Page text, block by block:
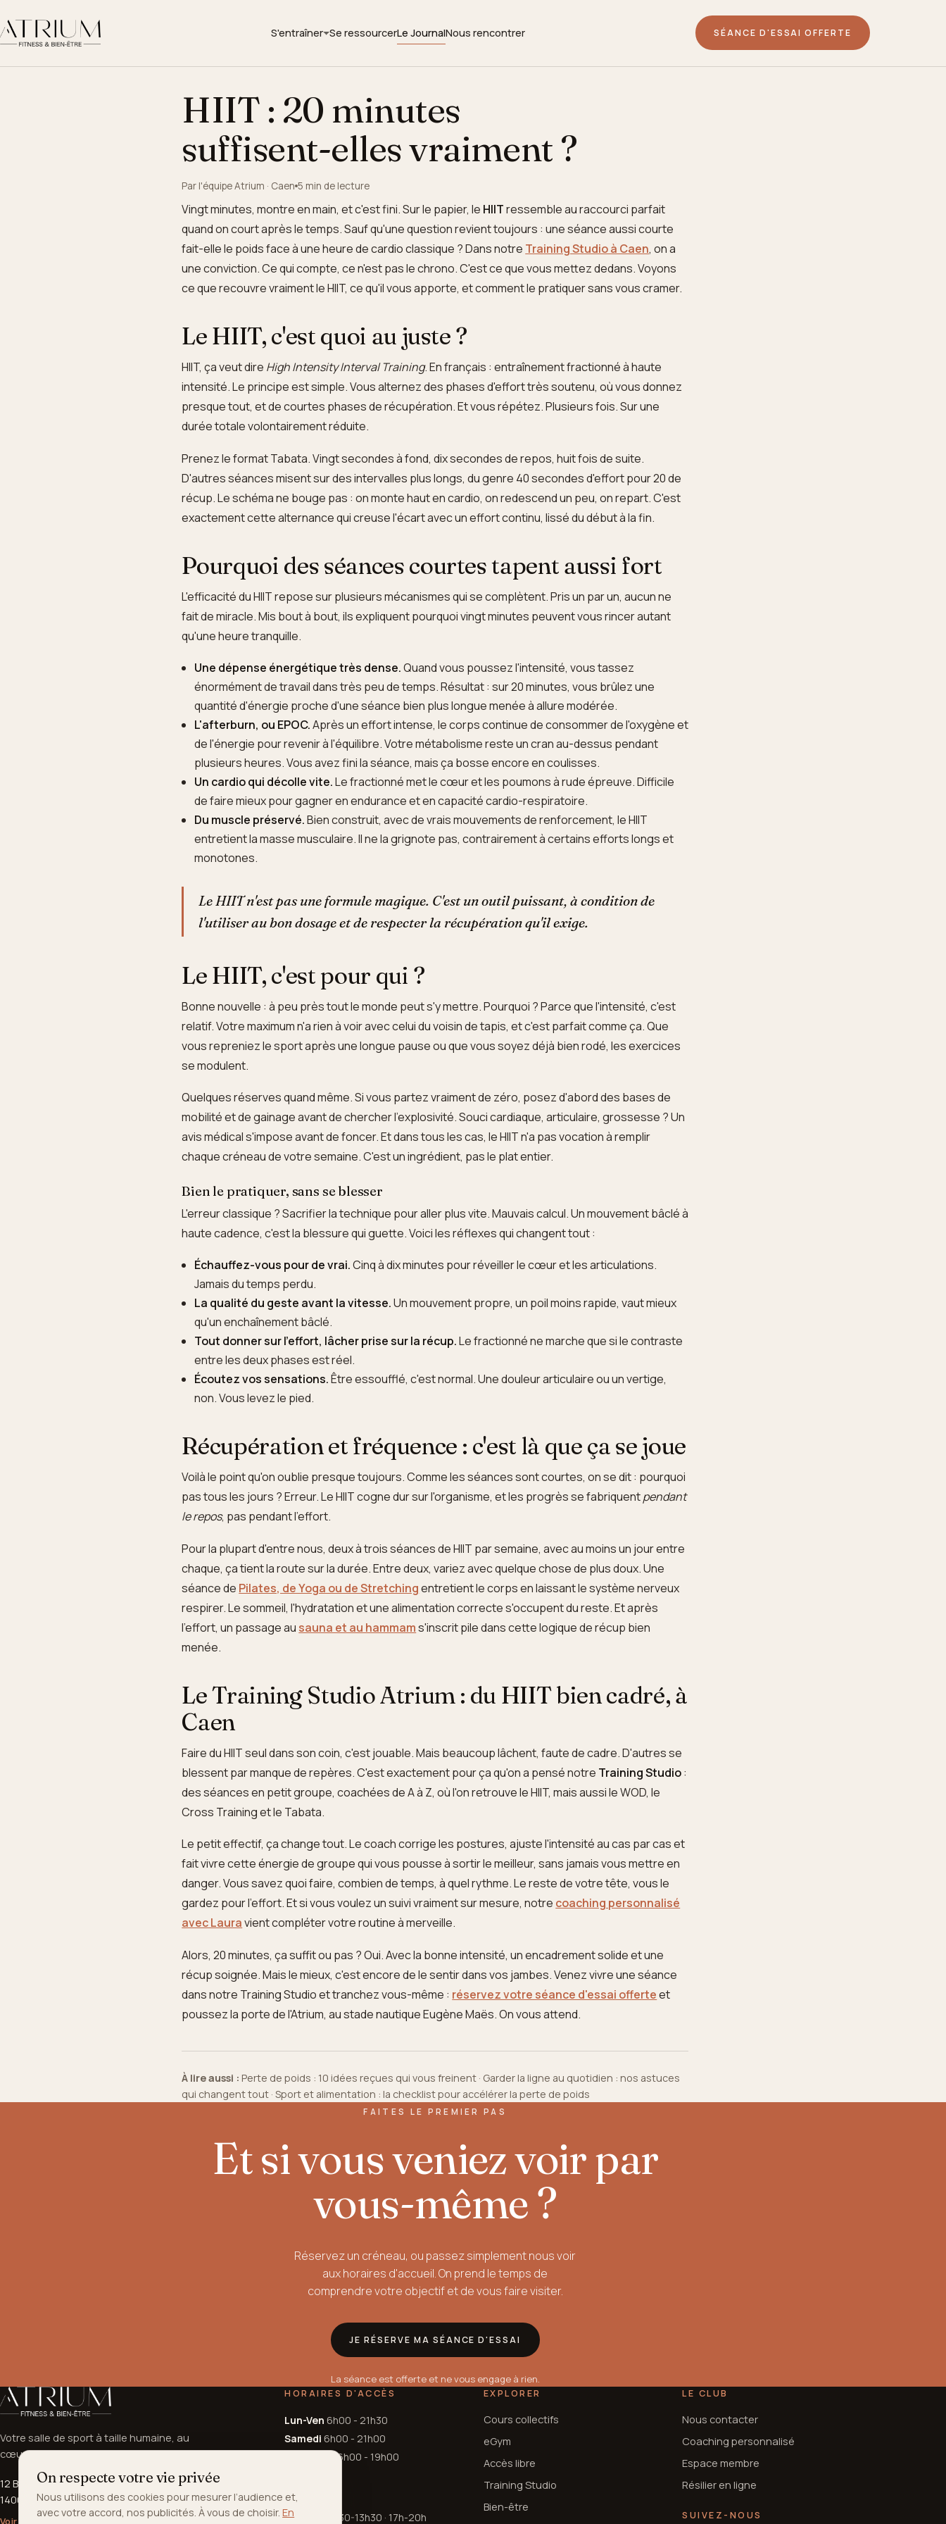
S'entraîner Se ressourcerLe JournalNous rencontrer SÉANCE D'ESSAI OFFERTE
HIIT : 20 minutes
suffisent-elles vraiment ?
Par l'équipe Atrium · Caen 5 min de lecture
Vingt minutes, montre en main, et c'est fini. Sur le papier, le HIITressemble au raccourci parfait
quand on court après le temps. Sauf qu'une question revient toujours : une séance aussi courte
fait-elle le poids face à une heure de cardio classique ? Dans notre Training Studio à Caen, on a
une conviction. Ce qui compte, ce n'est pas le chrono. C'est ce que vous mettez dedans. Voyons
ce que recouvre vraiment le HIIT, ce qu'il vous apporte, et comment le pratiquer sans vous cramer.
Le HIIT, c'est quoi au juste ?
HIIT, ça veut dire High Intensity Interval Training. En français : entraînement fractionné à haute
intensité. Le principe est simple. Vous alternez des phases d'effort très soutenu, où vous donnez
presque tout, et de courtes phases de récupération. Et vous répétez. Plusieurs fois. Sur une
durée totale volontairement réduite.
Prenez le format Tabata. Vingt secondes à fond, dix secondes de repos, huit fois de suite.
D'autres séances misent sur des intervalles plus longs, du genre 40 secondes d'effort pour 20 de
récup. Le schéma ne bouge pas : on monte haut en cardio, on redescend un peu, on repart. C'est
exactement cette alternance qui creuse l'écart avec un effort continu, lissé du début à la fin.
Pourquoi des séances courtes tapent aussi fort
L'efficacité du HIIT repose sur plusieurs mécanismes qui se complètent. Pris un par un, aucun ne
fait de miracle. Mis bout à bout, ils expliquent pourquoi vingt minutes peuvent vous rincer autant
qu'une heure tranquille.
Une dépense énergétique très dense.Quand vous poussez l'intensité, vous tassez
énormément de travail dans très peu de temps. Résultat : sur 20 minutes, vous brûlez une
quantité d'énergie proche d'une séance bien plus longue menée à allure modérée.
L'afterburn, ou EPOC.Après un effort intense, le corps continue de consommer de l'oxygène et
de l'énergie pour revenir à l'équilibre. Votre métabolisme reste un cran au-dessus pendant
plusieurs heures. Vous avez fini la séance, mais ça bosse encore en coulisses.
Un cardio qui décolle vite.Le fractionné met le cœur et les poumons à rude épreuve. Difficile
de faire mieux pour gagner en endurance et en capacité cardio-respiratoire.
Du muscle préservé.Bien construit, avec de vrais mouvements de renforcement, le HIIT
entretient la masse musculaire. Il ne la grignote pas, contrairement à certains efforts longs et
monotones.
Le HIIT n'est pas une formule magique. C'est un outil puissant, à condition de
l'utiliser au bon dosage et de respecter la récupération qu'il exige.
Le HIIT, c'est pour qui ?
Bonne nouvelle : à peu près tout le monde peut s'y mettre. Pourquoi ? Parce que l'intensité, c'est
relatif. Votre maximum n'a rien à voir avec celui du voisin de tapis, et c'est parfait comme ça. Que
vous repreniez le sport après une longue pause ou que vous soyez déjà bien rodé, les exercices
se modulent.
Quelques réserves quand même. Si vous partez vraiment de zéro, posez d'abord des bases de
mobilité et de gainage avant de chercher l'explosivité. Souci cardiaque, articulaire, grossesse ? Un
avis médical s'impose avant de foncer. Et dans tous les cas, le HIIT n'a pas vocation à remplir
chaque créneau de votre semaine. C'est un ingrédient, pas le plat entier.
Bien le pratiquer, sans se blesser
L'erreur classique ? Sacrifier la technique pour aller plus vite. Mauvais calcul. Un mouvement bâclé à
haute cadence, c'est la blessure qui guette. Voici les réflexes qui changent tout :
Échauffez-vous pour de vrai.Cinq à dix minutes pour réveiller le cœur et les articulations.
Jamais du temps perdu.
La qualité du geste avant la vitesse.Un mouvement propre, un poil moins rapide, vaut mieux
qu'un enchaînement bâclé.
Tout donner sur l'effort, lâcher prise sur la récup.Le fractionné ne marche que si le contraste
entre les deux phases est réel.
Écoutez vos sensations.Être essoufflé, c'est normal. Une douleur articulaire ou un vertige,
non. Vous levez le pied.
Récupération et fréquence : c'est là que ça se joue
Voilà le point qu'on oublie presque toujours. Comme les séances sont courtes, on se dit : pourquoi
pas tous les jours ? Erreur. Le HIIT cogne dur sur l'organisme, et les progrès se fabriquentpendant
le repos, pas pendant l'effort.
Pour la plupart d'entre nous, deux à trois séances de HIIT par semaine, avec au moins un jour entre
chaque, ça tient la route sur la durée. Entre deux, variez avec quelque chose de plus doux. Une
séance de Pilates, de Yoga ou de Stretchingentretient le corps en laissant le système nerveux
respirer. Le sommeil, l'hydratation et une alimentation correcte s'occupent du reste. Et après
l'effort, un passage au sauna et au hammams'inscrit pile dans cette logique de récup bien
menée.
Le Training Studio Atrium : du HIIT bien cadré, à
Caen
Faire du HIIT seul dans son coin, c'est jouable. Mais beaucoup lâchent, faute de cadre. D'autres se
blessent par manque de repères. C'est exactement pour ça qu'on a pensé notre Training Studio:
des séances en petit groupe, coachées de A à Z, où l'on retrouve le HIIT, mais aussi le WOD, le
Cross Training et le Tabata.
Le petit effectif, ça change tout. Le coach corrige les postures, ajuste l'intensité au cas par cas et
fait vivre cette énergie de groupe qui vous pousse à sortir le meilleur, sans jamais vous mettre en
danger. Vous savez quoi faire, combien de temps, à quel rythme. Le reste de votre tête, vous le
gardez pour l'effort. Et si vous voulez un suivi vraiment sur mesure, notre coaching personnalisé
avec Lauravient compléter votre routine à merveille.
Alors, 20 minutes, ça suffit ou pas ? Oui. Avec la bonne intensité, un encadrement solide et une
récup soignée. Mais le mieux, c'est encore de le sentir dans vos jambes. Venez vivre une séance
dans notre Training Studio et tranchez vous-même : réservez votre séance d'essai offerteet
poussez la porte de l'Atrium, au stade nautique Eugène Maës. On vous attend.
À lire aussi : Perte de poids : 10 idées reçues qui vous freinent · Garder la ligne au quotidien : nos astuces
qui changent tout ·Sport et alimentation : la checklist pour accélérer la perte de poids
FAITES LE PREMIER PAS
Et si vous veniez voir par
vous-même ?
Réservez un créneau, ou passez simplement nous voir
aux horaires d'accueil. On prend le temps de
comprendre votre objectif et de vous faire visiter.
JE RÉSERVE MA SÉANCE D'ESSAI
La séance est offerte et ne vous engage à rien.
Votre salle de sport à taille humaine, au
cœur de Caen.
12 Boulevard Yves Guillou
14000 Caen
Voir l'itinéraire →
HORAIRES D'ACCÈS
Lun-Ven 6h00 - 21h30
Samedi 6h00 - 21h00
6h00 - 19h00
Lun-Ven 9h30-13h30 · 17h-20h
EXPLORER
Cours collectifs
eGym
Accès libre
Training Studio
Bien-être
LE CLUB
Nous contacter
Coaching personnalisé
Espace membre
Résilier en ligne
SUIVEZ-NOUS
On respecte votre vie privée
Nous utilisons des cookies pour mesurer l’audience et,
avec votre accord, nos publicités. À vous de choisir.En